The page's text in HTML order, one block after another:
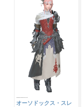
オーソドックス・スレ